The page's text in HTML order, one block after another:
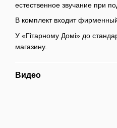
естественное звучание при
В комплект входит
У «Гітарному Домі» до
магазину.
Видео